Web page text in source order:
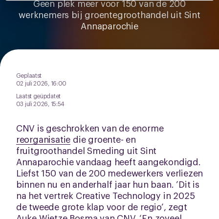
intrekken via decookieverklaringof door te klikken op
het ronde cookie-instellingenicoontje linksonder op de
Geen plek meer voor 150 van de 200
werknemers bij groentegroothandel uit Sint
Annaparochie
Geplaatst
02 juli 2026, 16:00
Laatst geüpdatet
03 juli 2026, 15:54
CNV is geschrokken van de enorme
reorganisatie die groente- en
fruitgroothandel Smeding uit Sint
Annaparochie vandaag heeft aangekondigd.
Liefst 150 van de 200 medewerkers verliezen
binnen nu en anderhalf jaar hun baan. ’Dit is
na het vertrek Creative Technology in 2025
de tweede grote klap voor de regio’, zegt